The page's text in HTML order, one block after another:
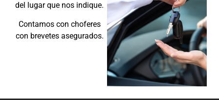
del lugar que nos indique.
Contamos con choferes
con brevetes asegurados.